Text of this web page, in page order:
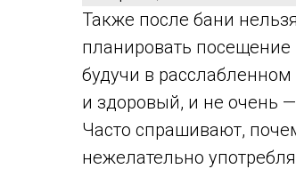
Также после бани
планировать посещение
будучи в
и здоровый, и не очень
Часто спрашивают,
нежелательно